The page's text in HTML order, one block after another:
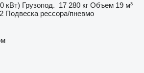
кВт) Грузопод. 17 280 кг Объем 19 м³
Подвеска рессора/пневмо